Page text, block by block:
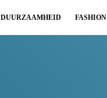
DUURZAAMHEID FASHION